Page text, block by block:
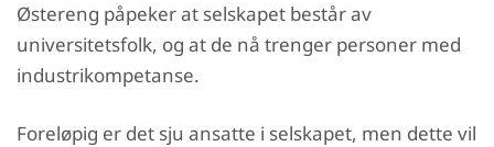
Østereng påpeker at selskapet består av
universitetsfolk, og at de nå trenger personer med
industrikompetanse.
Foreløpig er det sju ansatte i selskapet, men dette vil